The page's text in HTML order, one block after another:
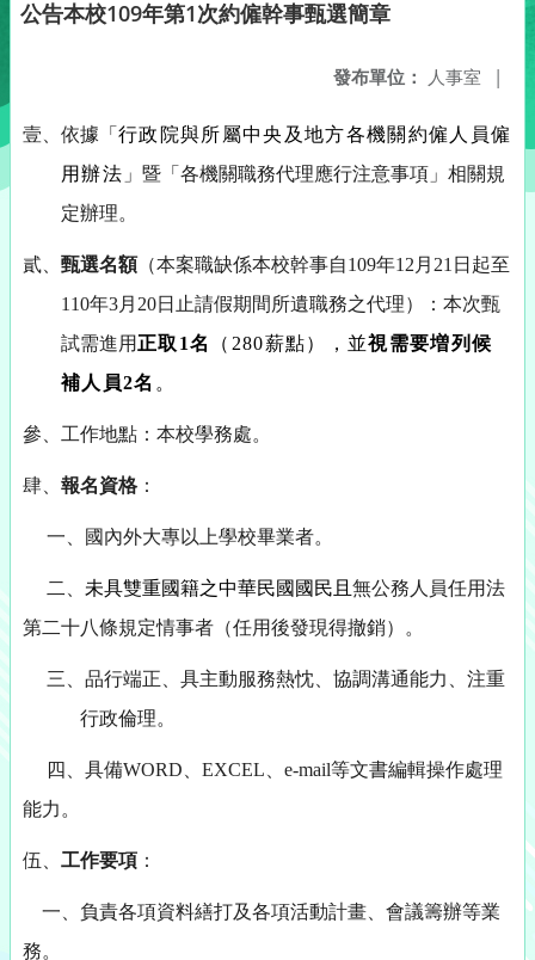
公告本校109年第1次約僱幹事甄選簡章
發布單位： 人事室 |
壹、依據「 行政院與所屬中央及地方各機關約僱人員僱
用辦法 」暨「各機關職務代理應行注意事項」相關規
定辦理。
貳、 甄選名額（本案職缺係本校幹事自109年12 月 21 日起至
110年3月 20日止請假期間所遺職務之代理）：本次甄
試需進用 正取1名 （280薪點），並視需要増列候
補人員2名 。
參、工作地點：本校學務處。
肆、 報名資格 ：
一、國內外大專以上學校畢業者。
二、 未具雙重國籍之中華民國國民且 無公務人員任用法
第二十八條規定情事者（任用後發現得撤銷）。
三、品行端正、具主動服務熱忱、協調溝通能力、注重
行政倫理。
四、 具備WORD EXCEL e-mail等文書編輯操作處理
能力。
伍、 工作要項 ：
一、負責各項資料繕打及各項活動計畫、會議籌辦等業
務。